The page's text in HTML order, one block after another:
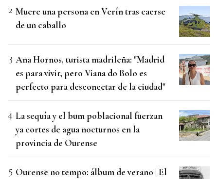
Muere una persona en Verín tras caerse
de un caballo
Ana Hornos, turista madrileña: "Madrid
es para vivir, pero Viana do Bolo es
perfecto para desconectar de la ciudad"
La sequía y el bum poblacional fuerzan
ya cortes de agua nocturnos en la
provincia de Ourense
Ourense no tempo: álbum de verano | El